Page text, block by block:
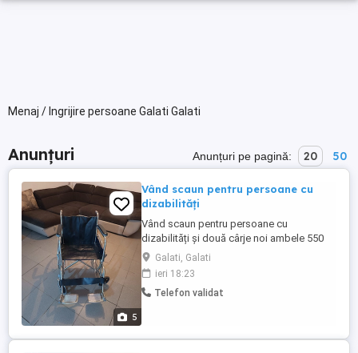
Menaj / Ingrijire persoane Galati Galati
Anunțuri Anunțuri pe pagină: 20 50
5
Vând scaun pentru persoane cu
dizabilități
Vând scaun pentru persoane cu
dizabilități și două cârje noi ambele 550
ronGalati, Galati
ieri 18:23
Telefon validat